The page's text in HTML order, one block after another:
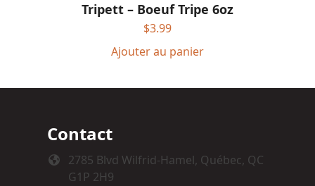
Tripett – Boeuf Tripe 6oz
$3.99
Ajouter au panier
Contact
2785 Blvd Wilfrid-Hamel, Québec, QC
G1P 2H9